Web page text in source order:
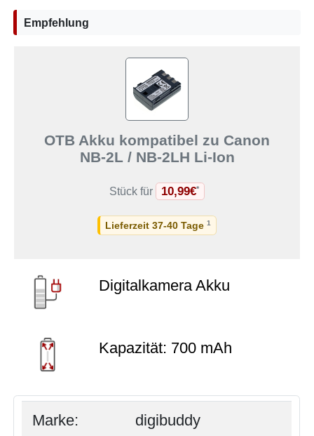
Empfehlung
OTB Akku kompatibel zu Canon
NB-2L / NB-2LH Li-Ion
Stück für 10,99€*
Lieferzeit 37-40 Tage 1
Digitalkamera Akku
Kapazität: 700 mAh
Marke: digibuddy